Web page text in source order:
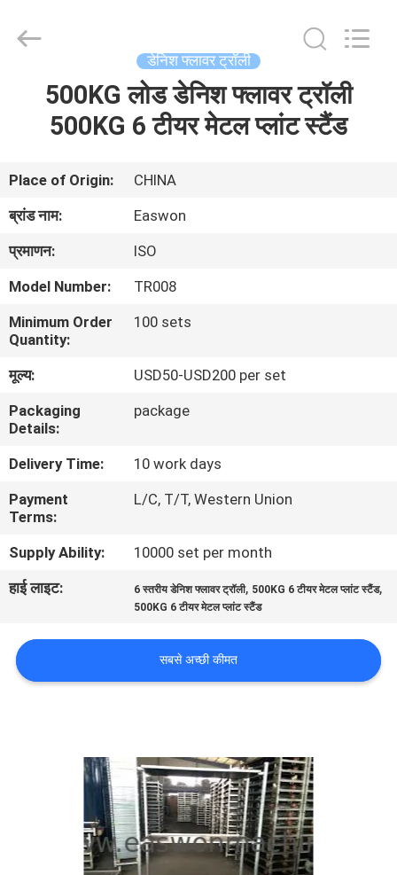
हमारे
बारे
कारखाना
गुणवत्ता
संपर्क
समाचार
एक
उद्धरण
Export
डेनिश फ्लावर ट्रॉली
500KG लोड डेनिश फ्लावर ट्रॉली
500KG 6 टीयर मेटल प्लांट स्टैंड
Place of Origin:
CHINA
ब्रांड नाम:
Easwon
प्रमाणन:
ISO
Model Number:
TR008
Minimum Order
Quantity:
100 sets
मूल्य:
USD50-USD200 per set
Packaging
Details:
package
Delivery Time:
10 work days
Payment
Terms:
L/C, T/T, Western Union
Supply Ability:
10000 set per month
हाई लाइट:
6 स्तरीय डेनिश फ्लावर ट्रॉली, 500KG 6 टीयर मेटल प्लांट स्टैंड,
500KG 6 टीयर मेटल प्लांट स्टैंड
सबसे अच्छी कीमत